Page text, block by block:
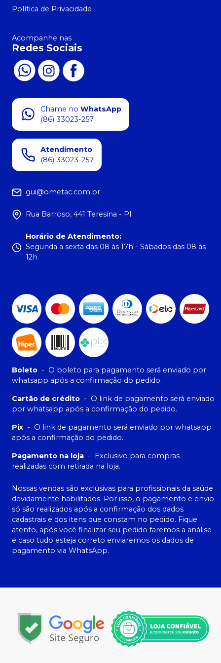
Política de Privacidade
Acompanhe nas
Redes Sociais
Chame no WhatsApp
(86) 33023-257
Atendimento
(86) 33023-257
gui@ometac.com.br
Rua Barroso, 441 Teresina - PI
Horário de Atendimento:
Segunda a sexta das 08 às 17h - Sábados das 08 às
12h
Boleto - O boleto para pagamento será enviado por
whatsapp após a confirmação do pedido.
Cartão de crédito - O link de pagamento será enviado
por whatsapp após a confirmação do pedido.
Pix - O link de pagamento será enviado por whatsapp
após a confirmação do pedido.
Pagamento na loja -
Exclusivo para compras
realizadas com retirada na loja.
Nossas vendas são exclusivas para profissionais da saúde
devidamente habilitados. Por isso, o pagamento e envio
só são realizados após a confirmação dos dados
cadastrais e dos itens que constam no pedido. Fique
atento, após você finalizar seu pedido faremos a análise
e caso tudo esteja correto enviaremos os dados de
pagamento via WhatsApp.